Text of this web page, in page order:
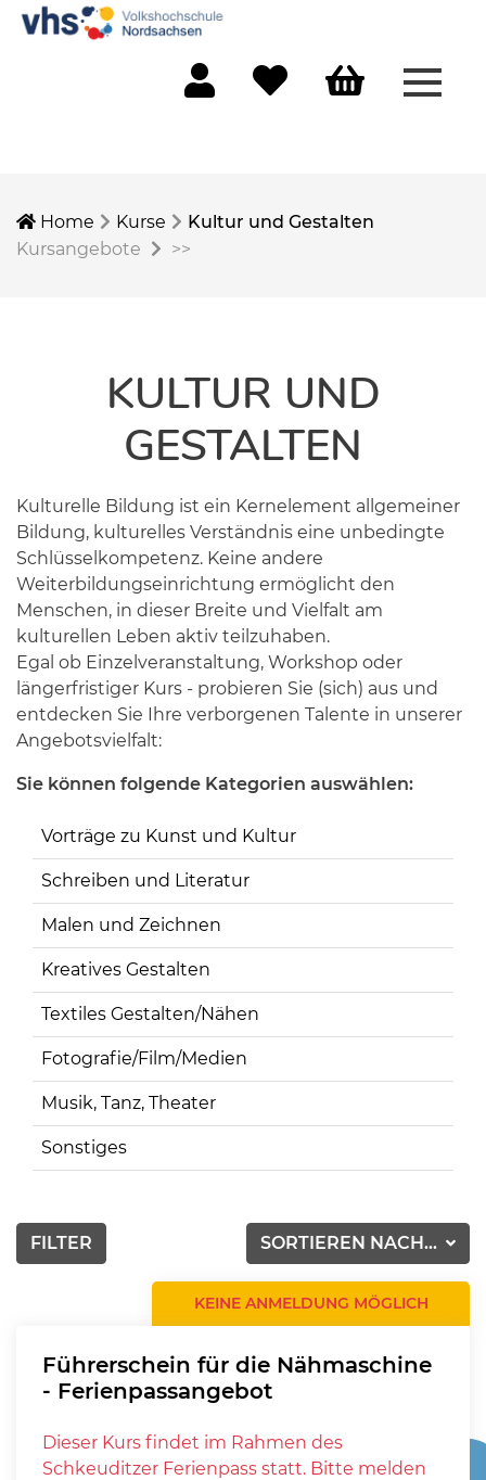
Home Kurse
Kultur und Gestalten
Kursangebote
>>
KULTUR UND
GESTALTEN
Kulturelle Bildung ist ein Kernelement allgemeiner
Bildung, kulturelles Verständnis eine unbedingte
Schlüsselkompetenz. Keine andere
Weiterbildungseinrichtung ermöglicht den
Menschen, in dieser Breite und Vielfalt am
kulturellen Leben aktiv teilzuhaben.
Egal ob Einzelveranstaltung, Workshop oder
längerfristiger Kurs - probieren Sie (sich) aus und
entdecken Sie Ihre verborgenen Talente in unserer
Angebotsvielfalt:
Sie können folgende Kategorien auswählen:
Vorträge zu Kunst und Kultur
Schreiben und Literatur
Malen und Zeichnen
Kreatives Gestalten
Textiles Gestalten/Nähen
Fotografie/Film/Medien
Musik, Tanz, Theater
Sonstiges
SORTIEREN NACH...
FILTER
KEINE ANMELDUNG MÖGLICH
Führerschein für die Nähmaschine
- Ferienpassangebot
Dieser Kurs findet im Rahmen des
Schkeuditzer Ferienpass statt. Bitte melden